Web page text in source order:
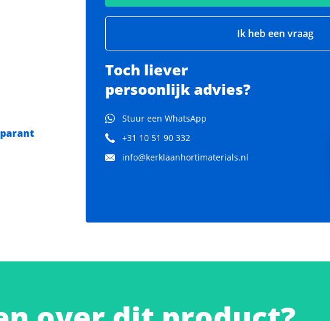
Ik heb een vraag
Toch liever
persoonlijk advies?
Stuur een WhatsApp
+31 10 51 90 332
info@kerklaanhortimaterials.nl
Glasveren
Materiaal: roestvrij staal
Goot
Dikte